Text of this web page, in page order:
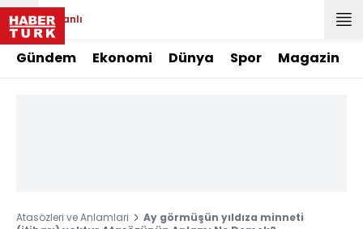
Canlı
Gündem Ekonomi Dünya Spor Magazin
Atasözleri ve Anlamlari
Ay görmüşün yıldıza minneti